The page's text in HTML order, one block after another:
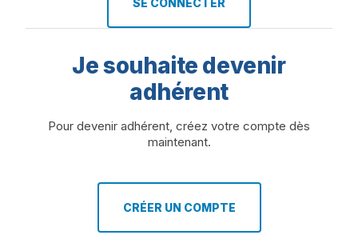
SE CONNECTER
Je souhaite devenir
adhérent
Pour devenir adhérent, créez votre compte dès
maintenant.
CRÉER UN COMPTE